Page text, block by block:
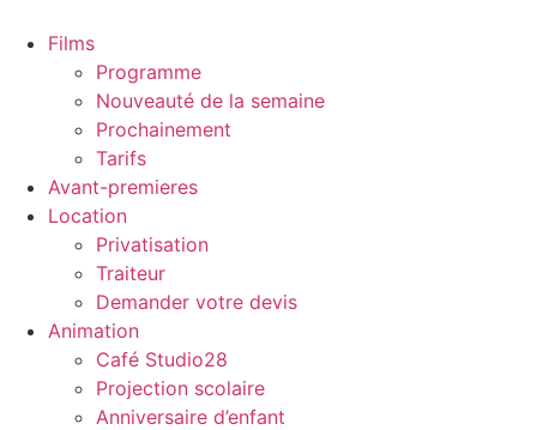
Films
Programme
Nouveauté de la semaine
Prochainement
Tarifs
Avant-premieres
Location
Privatisation
Traiteur
Demander votre devis
Animation
Café Studio28
Projection scolaire
Anniversaire d’enfant